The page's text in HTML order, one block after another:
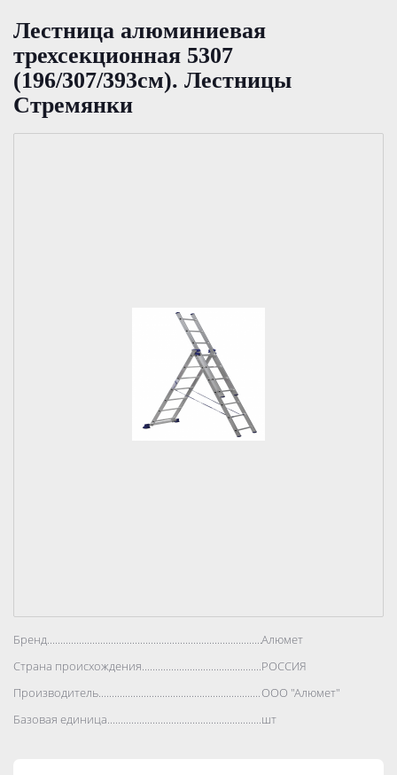
Лестница алюминиевая
трехсекционная 5307
(196/307/393см). Лестницы
Стремянки
Бренд..................................................................................Алюмет
Страна происхождения..................................................................................
РОССИЯ
Производитель..................................................................................
ООО "Алюмет"
Базовая единица..................................................................................
шт